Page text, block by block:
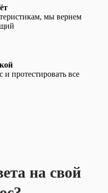
мы вернем
протестировать все
на свой